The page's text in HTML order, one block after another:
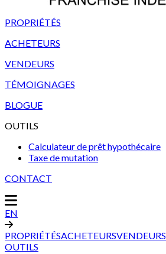
PROPRIÉTÉS
ACHETEURS
VENDEURS
TÉMOIGNAGES
BLOGUE
OUTILS
Calculateur de prêt hypothécaire
Taxe de mutation
CONTACT
EN
PROPRIÉTÉSACHETEURSVENDEURS
OUTILS